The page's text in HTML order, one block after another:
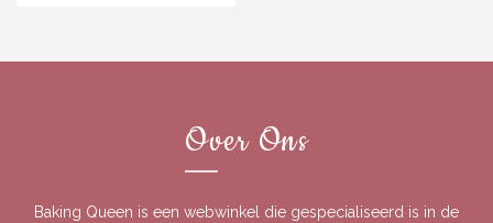
Over Ons
Baking Queen is een webwinkel die gespecialiseerd is in de